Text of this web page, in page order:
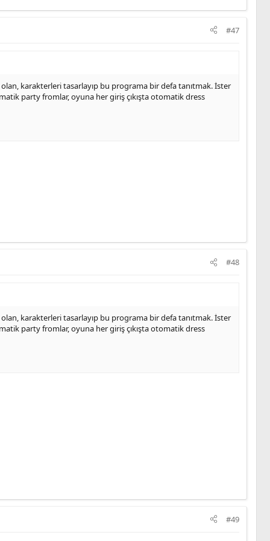
#47
karakterleri tasarlayıp bu programa bir defa tanıtmak. İster
party fromlar, oyuna her giriş çıkışta otomatik dress
#48
karakterleri tasarlayıp bu programa bir defa tanıtmak. İster
party fromlar, oyuna her giriş çıkışta otomatik dress
#49